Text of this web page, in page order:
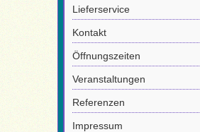
Lieferservice
Kontakt
Öffnungszeiten
Veranstaltungen
Referenzen
Impressum